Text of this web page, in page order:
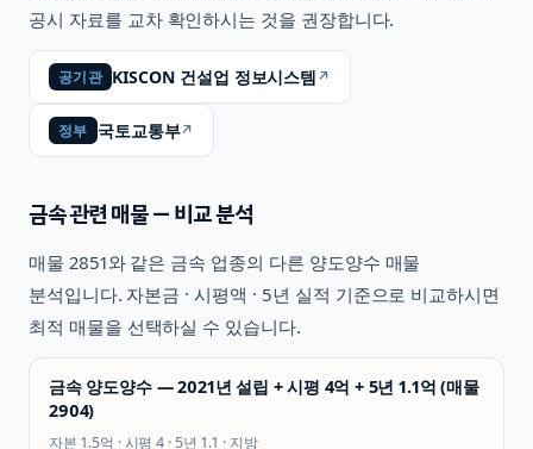
공시 자료를 교차 확인하시는 것을 권장합니다.
공기관 KISCON 건설업 정보시스템↗
정부 국토교통부↗
금속관련 매물 — 비교 분석
매물 2851와 같은 금속 업종의 다른 양도양수 매물
분석입니다. 자본금 · 시평액 · 5년 실적 기준으로 비교하시면
최적 매물을 선택하실 수 있습니다.
금속 양도양수 — 2021년 설립 + 시평 4억 + 5년 1.1억 (매물
2904)
자본 1.5억 · 시평4 · 5년1.1 · 지방